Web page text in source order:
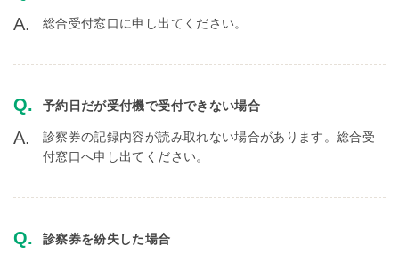
総合受付窓口に申し出てください。
予約日だが受付機で受付できない場合
診察券の記録内容が読み取れない場合があります。総合受
付窓口へ申し出てください。
診察券を紛失した場合